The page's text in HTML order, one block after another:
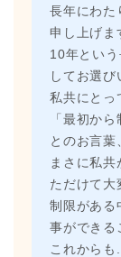
長年にわた
申し上げま
10年とい
してお選び
私共にとっ
「最初か
とのお言葉
まさに私
ただけて大
制限がある
事ができる
これからも